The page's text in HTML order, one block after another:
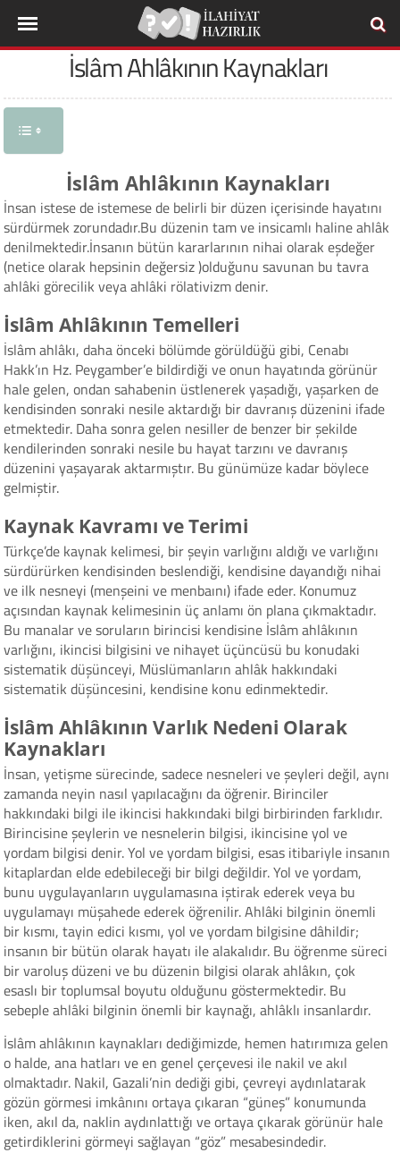
İslâm Ahlâkının Kaynakları
İslâm Ahlâkının Kaynakları
İnsan istese de istemese de belirli bir düzen içerisinde hayatını
sürdürmek zorundadır.Bu düzenin tam ve insicamlı haline ahlâk
denilmektedir.İnsanın bütün kararlarının nihai olarak eşdeğer
(netice olarak hepsinin değersiz )olduğunu savunan bu tavra
ahlâki görecilik veya ahlâki rölativizm denir.
İslâm Ahlâkının Temelleri
İslâm ahlâkı, daha önceki bölümde görüldüğü gibi, Cenabı
Hakk’ın Hz. Peygamber’e bildirdiği ve onun hayatında görünür
hale gelen, ondan sahabenin üstlenerek yaşadığı, yaşarken de
kendisinden sonraki nesile aktardığı bir davranış düzenini ifade
etmektedir. Daha sonra gelen nesiller de benzer bir şekilde
kendilerinden sonraki nesile bu hayat tarzını ve davranış
düzenini yaşayarak aktarmıştır. Bu günümüze kadar böylece
gelmiştir.
Kaynak Kavramı ve Terimi
Türkçe’de kaynak kelimesi, bir şeyin varlığını aldığı ve varlığını
sürdürürken kendisinden beslendiği, kendisine dayandığı nihai
ve ilk nesneyi (menşeini ve menbaını) ifade eder. Konumuz
açısından kaynak kelimesinin üç anlamı ön plana çıkmaktadır.
Bu manalar ve soruların birincisi kendisine İslâm ahlâkının
varlığını, ikincisi bilgisini ve nihayet üçüncüsü bu konudaki
sistematik düşünceyi, Müslümanların ahlâk hakkındaki
sistematik düşüncesini, kendisine konu edinmektedir.
İslâm Ahlâkının Varlık Nedeni Olarak
Kaynakları
İnsan, yetişme sürecinde, sadece nesneleri ve şeyleri değil, aynı
zamanda neyin nasıl yapılacağını da öğrenir. Birinciler
hakkındaki bilgi ile ikincisi hakkındaki bilgi birbirinden farklıdır.
Birincisine şeylerin ve nesnelerin bilgisi, ikincisine yol ve
yordam bilgisi denir. Yol ve yordam bilgisi, esas itibariyle insanın
kitaplardan elde edebileceği bir bilgi değildir. Yol ve yordam,
bunu uygulayanların uygulamasına iştirak ederek veya bu
uygulamayı müşahede ederek öğrenilir. Ahlâki bilginin önemli
bir kısmı, tayin edici kısmı, yol ve yordam bilgisine dâhildir;
insanın bir bütün olarak hayatı ile alakalıdır. Bu öğrenme süreci
bir varoluş düzeni ve bu düzenin bilgisi olarak ahlâkın, çok
esaslı bir toplumsal boyutu olduğunu göstermektedir. Bu
sebeple ahlâki bilginin önemli bir kaynağı, ahlâklı insanlardır.
İslâm ahlâkının kaynakları dediğimizde, hemen hatırımıza gelen
o halde, ana hatları ve en genel çerçevesi ile nakil ve akıl
olmaktadır. Nakil, Gazali’nin dediği gibi, çevreyi aydınlatarak
gözün görmesi imkânını ortaya çıkaran “güneş” konumunda
iken, akıl da, naklin aydınlattığı ve ortaya çıkarak görünür hale
getirdiklerini görmeyi sağlayan “göz” mesabesindedir.